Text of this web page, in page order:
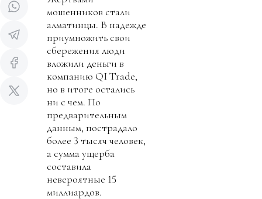
мошенников стали
алматинцы. В надежде
приумножить свои
сбережения люди
вложили деньги в
компанию QI Trade,
но в итоге остались
ни с чем. По
предварительным
данным, пострадало
более 3 тысяч человек,
а сумма ущерба
составила
невероятные 15
миллиардов.